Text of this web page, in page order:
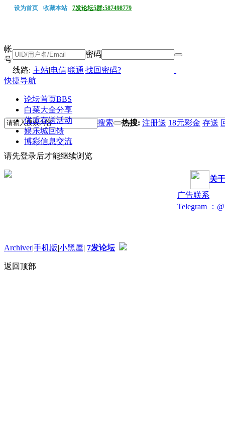
设为首页 收藏本站 7发论坛5群:587498779
帐
号
密码
线路: 主站|电信|联通 找回密码?
快捷导航
论坛首页BBS
白菜大全分享
优质存送活动
娱乐城回馈
博彩信息交流
搜索 热搜: 注册送 18元彩金 存送
请先登录后才能继续浏览
关
广告联系
Telegram ：
Archiver|手机版|小黑屋| 7发论坛
返回顶部